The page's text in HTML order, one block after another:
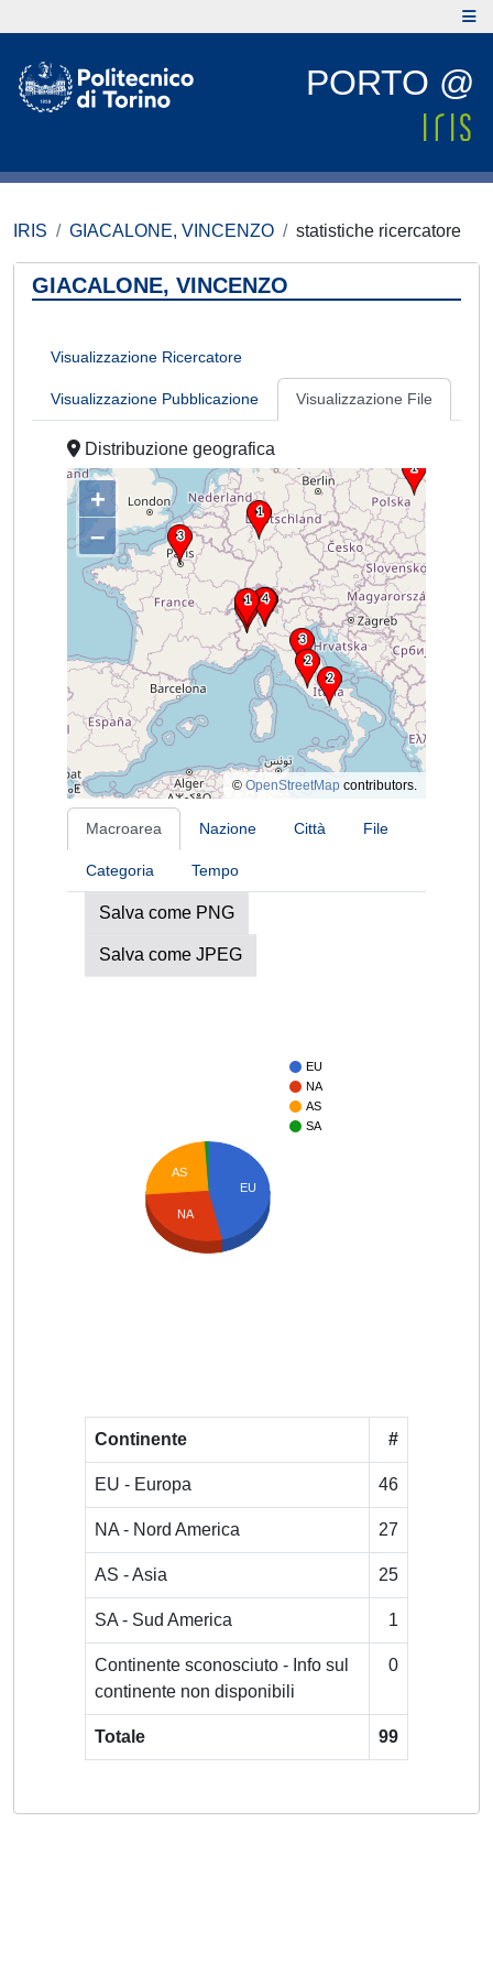
PORTO @
IRIS GIACALONE, VINCENZO statistiche ricercatore
GIACALONE, VINCENZO
Visualizzazione Ricercatore
Visualizzazione Pubblicazione Visualizzazione File
Distribuzione geografica
+
–
© OpenStreetMap contributors.
Macroarea Nazione Città File
Categoria Tempo
Salva come PNG
Salva come JPEG
EU
NA
AS
SA
EU
AS
NA
Continente #
EU - Europa 46
NA - Nord America 27
AS - Asia 25
SA - Sud America 1
Continente sconosciuto - Info sul
continente non disponibili
0
Totale 99